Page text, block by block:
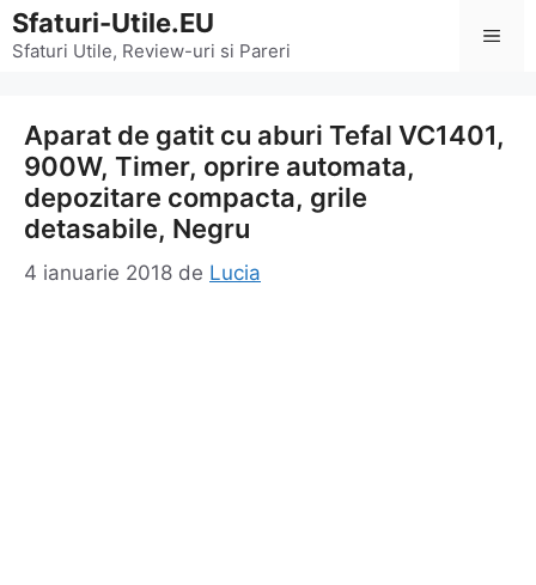
Sari
la
Sfaturi-Utile.EU
Sfaturi Utile, Review-uri si Pareri
Aparat de gatit cu aburi Tefal VC1401,
900W, Timer, oprire automata,
depozitare compacta, grile
detasabile, Negru
4 ianuarie 2018 de Lucia